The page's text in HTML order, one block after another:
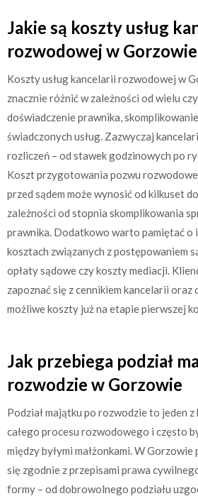
Jakie są koszty usług
rozwodowej w Gorzowie
Koszty usług kancelarii rozwodowej w
znacznie różnić w zależności od wielu
doświadczenie prawnika,
świadczonych usług. Zazwyczaj
rozliczeń – od stawek godzinowych po
Koszt przygotowania pozwu
przed sądem może wynosić od kilkuset
zależności od stopnia skomplikowania
prawnika. Dodatkowo warto pamiętać o
kosztach związanych z postępowaniem
opłaty sądowe czy koszty mediacji.
zapoznać się z cennikiem kancelarii oraz
możliwe koszty już na etapie pierwszej
Jak przebiega podział
rozwodzie w Gorzowie
Podział majątku po rozwodzie to jeden
całego procesu rozwodowego i często
między byłymi małżonkami. W
się zgodnie z przepisami prawa
formy – od dobrowolnego podziału